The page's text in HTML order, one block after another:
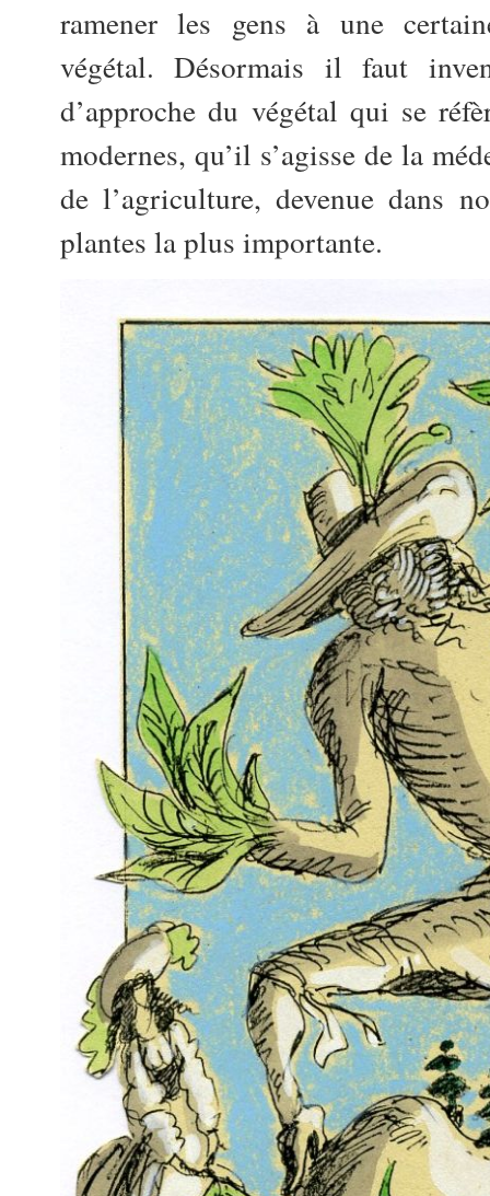
ramener les gens à une
végétal. Désormais il faut
d’approche du végétal qui se
modernes, qu’il s’agisse de la
de l’agriculture, devenue dans
plantes la plus importante.